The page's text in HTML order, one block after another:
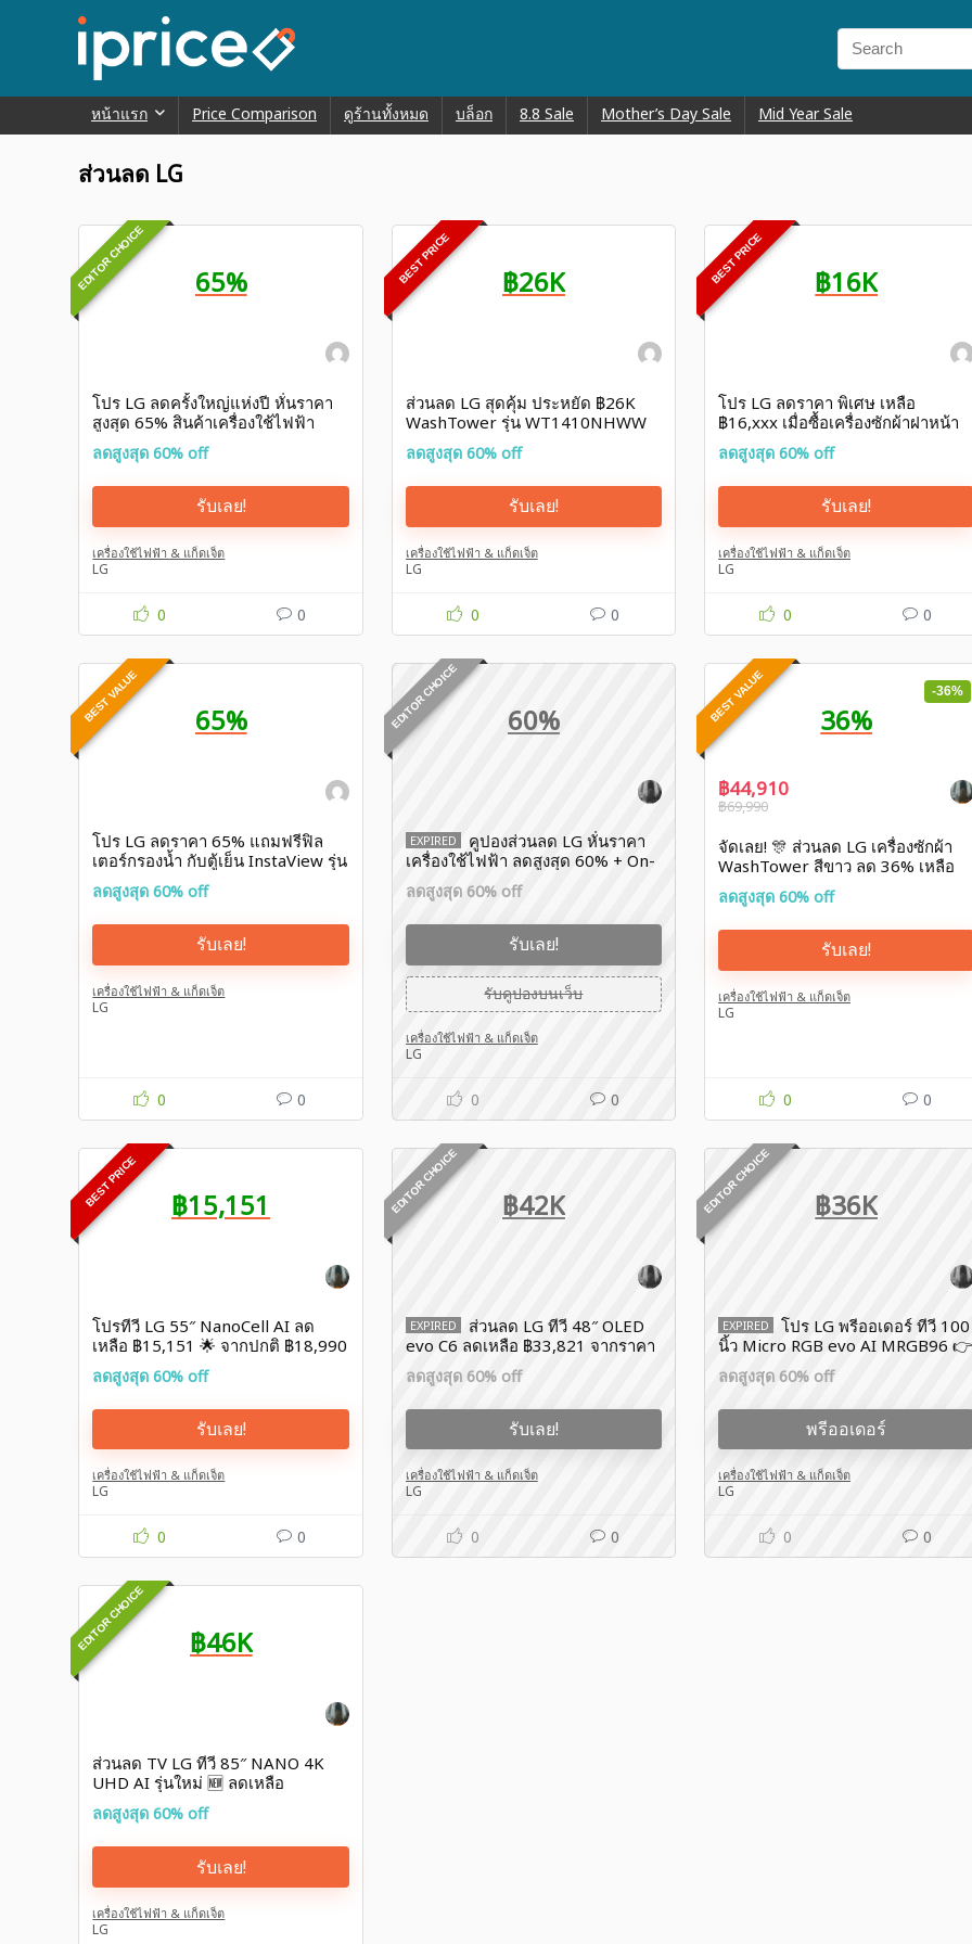
หน้าแรก Price Comparison ดูร้านทั้งหมด บล็อก 8.8 Sale Mother’s Day Sale Mid Year Sale
ส่วนลด LG
EDITOR CHOICE 65%
โปร LG ลดครั้งใหญ่แห่งปี หั่นราคา
สูงสุด 65% สินค้าเครื่องใช้ไฟฟ้า
ลดสูงสุด 60% off
รับเลย!
เครื่องใช้ไฟฟ้า & แก็ดเจ็ต
LG
0 0
BEST PRICE ฿26K
ส่วนลด LG สุดคุ้ม ประหยัด ฿26K
WashTower รุ่น WT1410NHWW
ลดสูงสุด 60% off
รับเลย!
เครื่องใช้ไฟฟ้า & แก็ดเจ็ต
LG
0 0
BEST PRICE ฿16K
โปร LG ลดราคา พิเศษ เหลือ
฿16,xxx เมื่อซื้อเครื่องซักผ้าฝาหน้า
รุ่น F2515SNEW
ลดสูงสุด 60% off
รับเลย!
เครื่องใช้ไฟฟ้า & แก็ดเจ็ต
LG
0 0
BEST VALUE 65%
โปร LG ลดราคา 65% แถมฟรีฟิล
เตอร์กรองน้ำ กับตู้เย็น InstaView รุ่น
ลดสูงสุด 60% off
รับเลย!
เครื่องใช้ไฟฟ้า & แก็ดเจ็ต
LG
0 0
EDITOR CHOICE 60%
EXPIRED
คูปองส่วนลด LG หั่นราคา
เครื่องใช้ไฟฟ้า ลดสูงสุด 60% + On-
ลดสูงสุด 60% off
รับเลย!
รับคูปองบนเว็บ
เครื่องใช้ไฟฟ้า & แก็ดเจ็ต
LG
0 0
BEST VALUE -36%
36%
฿44,910
฿69,990
จัดเลย! 🎊 ส่วนลด LG เครื่องซักผ้า
WashTower สีขาว ลด 36% เหลือ
ลดสูงสุด 60% off
รับเลย!
เครื่องใช้ไฟฟ้า & แก็ดเจ็ต
LG
0 0
BEST PRICE ฿15,151
โปรทีวี LG 55″ NanoCell AI ลด
เหลือ ฿15,151 🌟 จากปกติ ฿18,990
ลดสูงสุด 60% off
รับเลย!
เครื่องใช้ไฟฟ้า & แก็ดเจ็ต
LG
0 0
EDITOR CHOICE ฿42K
EXPIRED
ส่วนลด LG ทีวี 48″ OLED
evo C6 ลดเหลือ ฿33,821 จากราคา
ลดสูงสุด 60% off
รับเลย!
เครื่องใช้ไฟฟ้า & แก็ดเจ็ต
LG
0 0
EDITOR CHOICE ฿36K
EXPIRED
โปร LG พรีออเดอร์ ทีวี 100
นิ้ว Micro RGB evo AI MRGB96 👉
ลดสูงสุด 60% off
พรีออเดอร์
เครื่องใช้ไฟฟ้า & แก็ดเจ็ต
LG
0 0
EDITOR CHOICE ฿46K
ส่วนลด TV LG ทีวี 85″ NANO 4K
UHD AI รุ่นใหม่ 🆕 ลดเหลือ
฿46,652
ลดสูงสุด 60% off
รับเลย!
เครื่องใช้ไฟฟ้า & แก็ดเจ็ต
LG